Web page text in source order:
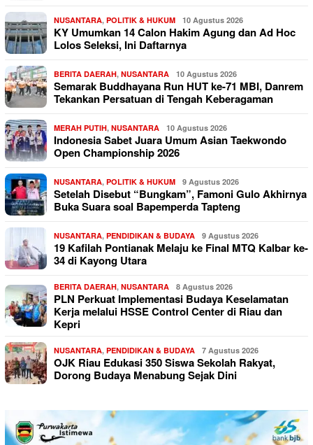
NUSANTARA, POLITIK & HUKUM 10 Agustus 2026
KY Umumkan 14 Calon Hakim Agung dan Ad Hoc
Lolos Seleksi, Ini Daftarnya
BERITA DAERAH, NUSANTARA 10 Agustus 2026
Semarak Buddhayana Run HUT ke-71 MBI, Danrem
Tekankan Persatuan di Tengah Keberagaman
MERAH PUTIH, NUSANTARA 10 Agustus 2026
Indonesia Sabet Juara Umum Asian Taekwondo
Open Championship 2026
NUSANTARA, POLITIK & HUKUM 9 Agustus 2026
Setelah Disebut “Bungkam”, Famoni Gulo Akhirnya
Buka Suara soal Bapemperda Tapteng
NUSANTARA, PENDIDIKAN & BUDAYA 9 Agustus 2026
19 Kafilah Pontianak Melaju ke Final MTQ Kalbar ke-
34 di Kayong Utara
BERITA DAERAH, NUSANTARA 8 Agustus 2026
PLN Perkuat Implementasi Budaya Keselamatan
Kerja melalui HSSE Control Center di Riau dan
Kepri
NUSANTARA, PENDIDIKAN & BUDAYA 7 Agustus 2026
OJK Riau Edukasi 350 Siswa Sekolah Rakyat,
Dorong Budaya Menabung Sejak Dini